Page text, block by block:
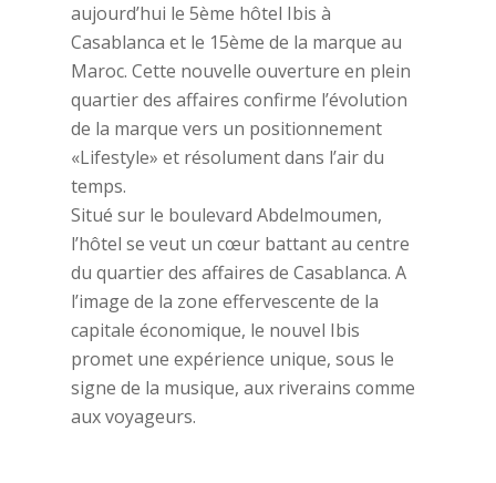
aujourd’hui le 5ème hôtel Ibis à
Casablanca et le 15ème de la marque au
Maroc. Cette nouvelle ouverture en plein
quartier des affaires confirme l’évolution
de la marque vers un positionnement
«Lifestyle» et résolument dans l’air du
temps.
Situé sur le boulevard Abdelmoumen,
l’hôtel se veut un cœur battant au centre
du quartier des affaires de Casablanca. A
l’image de la zone effervescente de la
capitale économique, le nouvel Ibis
promet une expérience unique, sous le
signe de la musique, aux riverains comme
aux voyageurs.